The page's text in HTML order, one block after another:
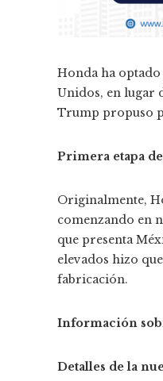
Honda ha
Unidos, en lugar
Trump propuso
Primera etapa
Originalmente,
comenzando en
que presenta
elevados hizo
fabricación. ​
Información
Detalles de la